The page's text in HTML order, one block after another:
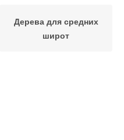
Дерева для средних
широт